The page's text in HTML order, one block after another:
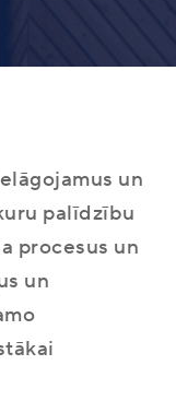
un
palīdzību
procesus un
un